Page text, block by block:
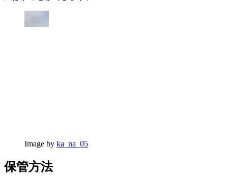
Image by ka_na_05
保管方法